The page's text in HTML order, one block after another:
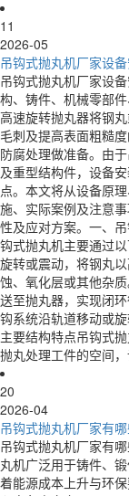
11
2026-05
吊钩式抛丸机厂家设备
吊钩式抛丸机厂家设
构、铸件、机械零部
高速旋转抛丸器将钢
毛刺及提高表面粗糙
防腐处理做准备。由
及重型结构件，设备
点。本文将从设备原
施、实际案例及注意
性及应对方案。一、
钩式抛丸机主要通过
旋转或震动，将钢丸
蚀、氧化层或其他杂
送至抛丸器，实现闭
钩系统沿轨道移动或
主要结构特点吊钩式
抛丸处理工件的空间
20
2026-04
吊钩式抛丸机厂家有
吊钩式抛丸机厂家有
丸机广泛用于铸件、
着能源成本上升与环